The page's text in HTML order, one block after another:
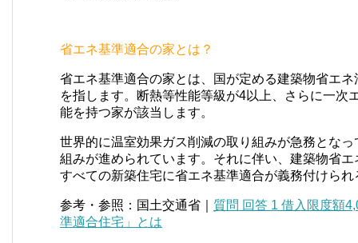
省エネ基準適合の家とは？
省エネ基準適合の家とは、国が定める建築物省エ
を指します。断熱等性能等級が4以上、さらに一次
能を持つ家が該当します。
世界的に温室効果ガス削減の取り組みが急務とな
組みが進められています。それに伴い、建築物省
すべての新築住宅に省エネ基準適合が義務付けら
参考・参照：国土交通省｜ 質問 回答 1 借入限度額
準適合住宅」とは